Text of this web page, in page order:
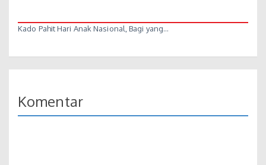
Kado Pahit Hari Anak Nasional, Bagi yang…
Komentar